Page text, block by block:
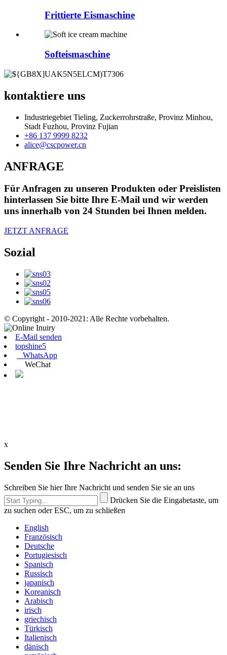
Frittierte Eismaschine
Softeismaschine
kontaktiere uns
Industriegebiet Tieling, Zuckerrohrstraße, Provinz Minhou,
Stadt Fuzhou, Provinz Fujian
+86 137 9999 8232
alice@cscpower.cn
ANFRAGE
Für Anfragen zu unseren Produkten oder Preislisten
hinterlassen Sie bitte Ihre E-Mail und wir werden
uns innerhalb von 24 Stunden bei Ihnen melden.
JETZT ANFRAGE
Sozial
© Copyright - 2010-2021: Alle Rechte vorbehalten.
E-Mail senden
topshine5
WhatsApp
WeChat
x
Senden Sie Ihre Nachricht an uns:
Schreiben Sie hier Ihre Nachricht und senden Sie sie an uns
Drücken Sie die Eingabetaste, um
zu suchen oder ESC, um zu schließen
English
Französisch
Deutsche
Portugiesisch
Spanisch
Russisch
japanisch
Koreanisch
Arabisch
irisch
griechisch
Türkisch
Italienisch
dänisch